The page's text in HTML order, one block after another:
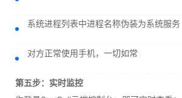
系统进程列表中进程名称伪装为系统服务
对方正常使用手机，一切如常
第五步：实时监控